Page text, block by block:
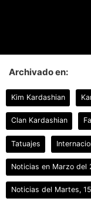
Archivado en:
Kim Kardashian
Clan Kardashian
Tatuajes
Noticias en Marzo del
Noticias del Martes,